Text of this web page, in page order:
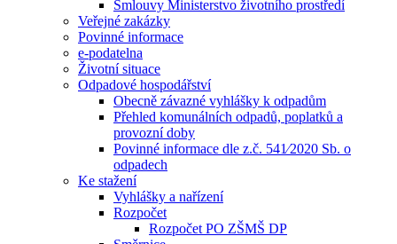
Smlouvy Ministerstvo životního prostředí
Veřejné zakázky
Povinné informace
e-podatelna
Životní situace
Odpadové hospodářství
Obecně závazné vyhlášky k odpadům
Přehled komunálních odpadů, poplatků a
provozní doby
Povinné informace dle z.č. 541⁄2020 Sb. o
odpadech
Ke stažení
Vyhlášky a nařízení
Rozpočet
Rozpočet PO ZŠMŠ DP